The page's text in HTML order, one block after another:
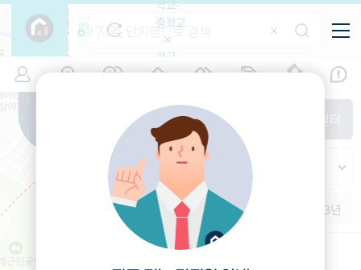
필
항
목
(7)
학교-
중학교
학교-
고등학
면적-
평형
세대
수-100
이상
경기
범례
입주년차
입주예정
면적시세 입주 거래 전출입
인구
주거 경매
매매 전세 단지필터
가격
가격
범례색상기준
1개월 3개월 6개월 1년 3년